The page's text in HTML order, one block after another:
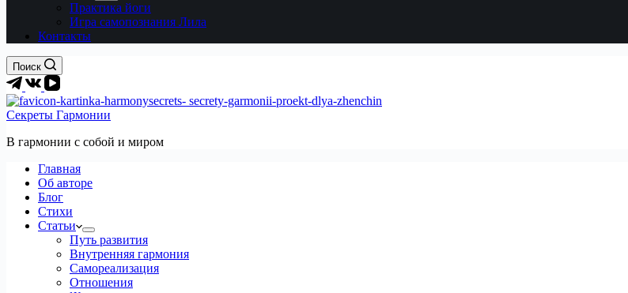
Практика йоги
Игра самопознания Лила
Контакты
Поиск
Секреты Гармонии
В гармонии c собой и миром
Главная
Об авторе
Блог
Стихи
Статьи
Путь развития
Внутренняя гармония
Самореализация
Отношения